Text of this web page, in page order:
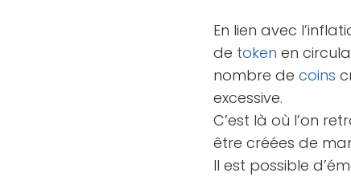
En lien avec
de token en
nombre decoins
excessive.
C’est là où l’on
être créées de
Il est possible